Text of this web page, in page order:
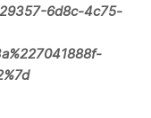
6d8c-4c75-